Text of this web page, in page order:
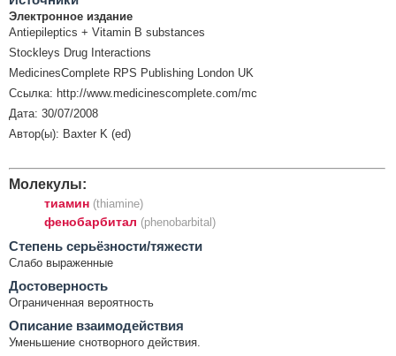
Электронное издание
Antiepileptics + Vitamin B substances
Stockleys Drug Interactions
MedicinesComplete RPS Publishing London UK
Ссылка: http://www.medicinescomplete.com/mc
Дата: 30/07/2008
Автор(ы): Baxter K (ed)
Молекулы:
тиамин (thiamine)
фенобарбитал (phenobarbital)
Cтепень серьёзности/тяжести
Слабо выраженные
Достоверность
Ограниченная вероятность
Описание взаимодействия
Уменьшение снотворного действия.